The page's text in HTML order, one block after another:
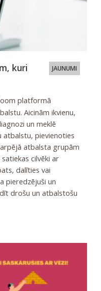
JAUNUMI
kuri
platformā
Aicinām ikvienu,
un meklē
atbalstu, pievienoties
atbalsta grupām
cilvēki ar
dalīties vai
pieredzējuši un
drošu un atbalstošu